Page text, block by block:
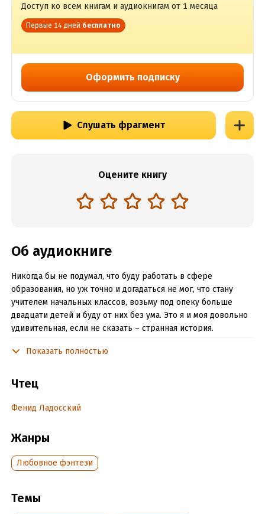
Доступ ко всем книгам и аудиокнигам от 1 месяца
Первые 14 дней бесплатно
Оформить подписку
Слушать фрагмент
Оцените книгу
Об аудиокниге
Никогда бы не подумал, что буду работать в сфере
образования, но уж точно и догадаться не мог, что стану
учителем начальных классов, возьму под опеку больше
двадцати детей и буду от них без ума. Это я и моя довольно
удивительная, если не сказать – странная история.
Дата написания:
Дата поступления:
Показать полностью
Чтец
Фенид Ладосский
Жанры
Любовное фэнтези
Темы